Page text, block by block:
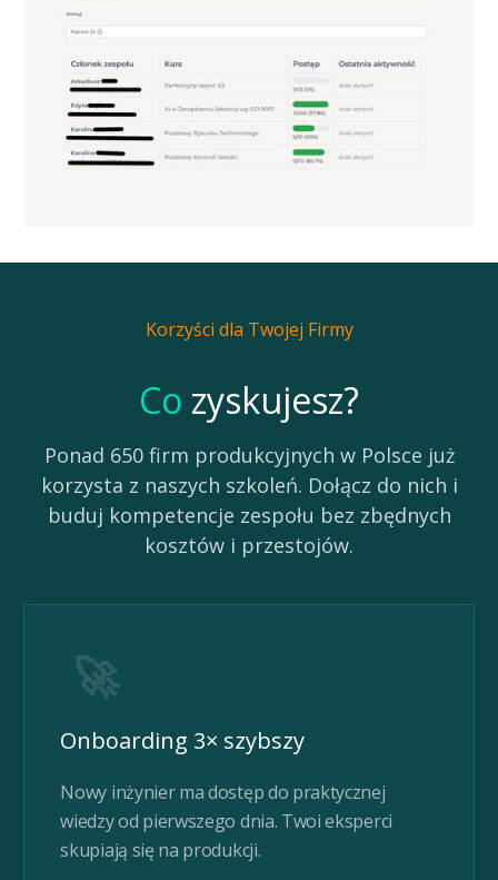
Korzyści dla Twojej Firmy
Co zyskujesz?
Ponad 650 firm produkcyjnych w Polsce już
korzysta z naszych szkoleń. Dołącz do nich i
buduj kompetencje zespołu bez zbędnych
kosztów i przestojów.
🚀
Onboarding 3× szybszy
Nowy inżynier ma dostęp do praktycznej
wiedzy od pierwszego dnia. Twoi eksperci
skupiają się na produkcji.